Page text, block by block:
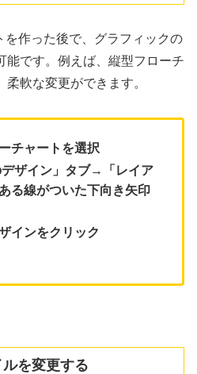
を作った後で、グラフィックの
能です。例えば、縦型フローチ
軟な変更ができます。
チャートを選択
デザイン」タブ→「レイア
る線がついた下向き矢印
インをクリック
を変更する